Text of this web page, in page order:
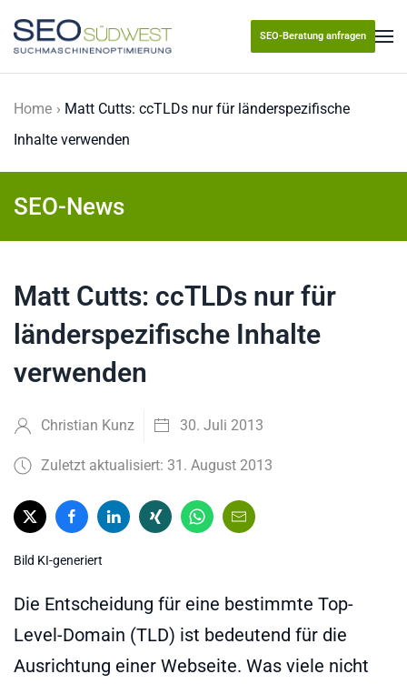
Skip to main content
SEO-Beratung anfragen
Home
Matt Cutts: ccTLDs nur für länderspezifische
Inhalte verwenden
SEO-News
Matt Cutts: ccTLDs nur für
länderspezifische Inhalte
verwenden
Christian Kunz 30. Juli 2013
Zuletzt aktualisiert: 31. August 2013
Bild KI-generiert
Die Entscheidung für eine bestimmte Top-
Level-Domain (TLD) ist bedeutend für die
Ausrichtung einer Webseite. Was viele nicht